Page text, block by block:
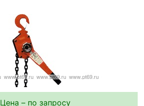
Цена – по запросу